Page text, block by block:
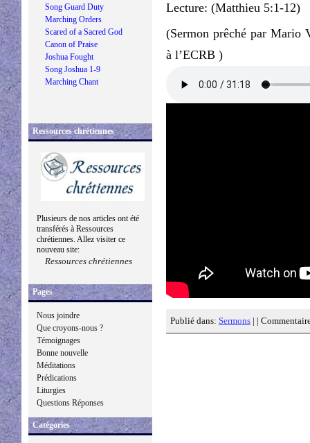
Song Guard Duty
Marching Orders
Scared of a Sacred God
Canon of Praise
Joshua Fought
Song Joshua 1-9
Marching Chant
Ressources chrétiennes
Plusieurs de nos articles ont été
transférés à Ressources
chrétiennes. Allez visiter ce
nouveau site:
Ressources chrétiennes
Pages
Nous joindre
Que croyons-nous ?
Témoignages
Bonne nouvelle
Méditations
Prédications
Liturgies
Questions Réponses
Catégories
Lecture: (Matthieu 5:1-12)
(Sermon prêché par Mario
à l’ECRB )
Publié dans: Sermons | |